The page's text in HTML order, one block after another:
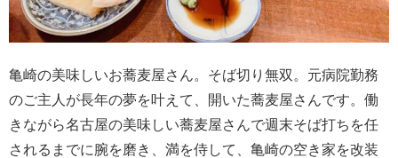
亀崎の美味しいお蕎麦屋さん。そば切り無双。元病院勤務
のご主人が長年の夢を叶えて、開いた蕎麦屋さんです。働
きながら名古屋の美味しい蕎麦屋さんで週末そば打ちを任
されるまでに腕を磨き、満を侍して、亀崎の空き家を改装